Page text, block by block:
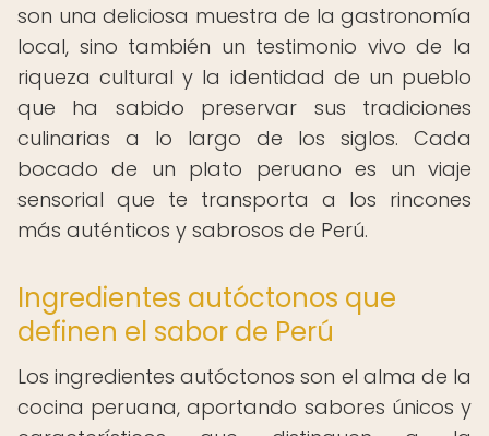
son una deliciosa muestra de la gastronomía
local, sino también un testimonio vivo de la
riqueza cultural y la identidad de un pueblo
que ha sabido preservar sus tradiciones
culinarias a lo largo de los siglos. Cada
bocado de un plato peruano es un viaje
sensorial que te transporta a los rincones
más auténticos y sabrosos de Perú.
Ingredientes autóctonos que
definen el sabor de Perú
Los ingredientes autóctonos son el alma de la
cocina peruana, aportando sabores únicos y